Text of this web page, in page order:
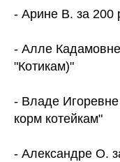
- Арине В. за
- Алле
"Котикам)"
- Владе
корм котейкам"
- Александре О.